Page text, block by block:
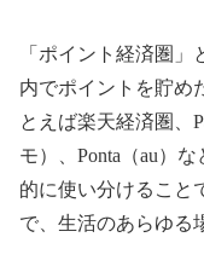
「ポイント経済圏
内でポイントを貯め
とえば楽天経済圏、
モ）、Ponta（au）
的に使い分けること
で、生活のあらゆる